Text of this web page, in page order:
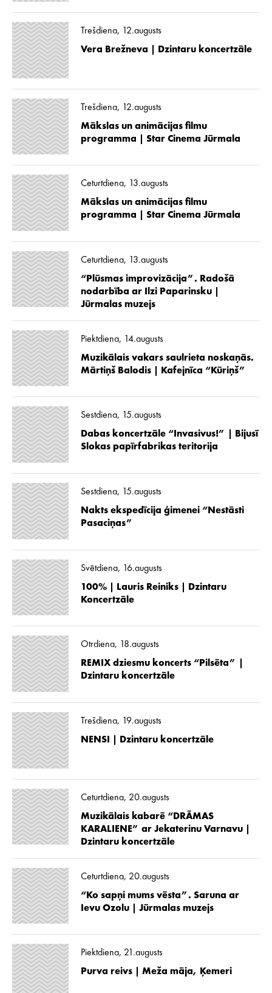
Trešdiena, 12.augusts
Vera Brežneva | Dzintaru koncertzāle
Trešdiena, 12.augusts
Mākslas un animācijas filmu
programma | Star Cinema Jūrmala
Ceturtdiena, 13.augusts
Mākslas un animācijas filmu
programma | Star Cinema Jūrmala
Ceturtdiena, 13.augusts
“Plūsmas improvizācija”. Radošā
nodarbība ar Ilzi Paparinsku |
Jūrmalas muzejs
Piektdiena, 14.augusts
Muzikālais vakars saulrieta noskaņās.
Mārtiņš Balodis | Kafejnīca “Kūriņš”
Sestdiena, 15.augusts
Dabas koncertzāle “Invasivus!” | Bijusī
Slokas papīrfabrikas teritorija
Sestdiena, 15.augusts
Nakts ekspedīcija ģimenei “Nestāsti
Pasaciņas”
Svētdiena, 16.augusts
100% | Lauris Reiniks | Dzintaru
Koncertzāle
Otrdiena, 18.augusts
REMIX dziesmu koncerts “Pilsēta” |
Dzintaru koncertzāle
Trešdiena, 19.augusts
NENSI | Dzintaru koncertzāle
Ceturtdiena, 20.augusts
Muzikālais kabarē “DRĀMAS
KARALIENE” ar Jekaterinu Varnavu |
Dzintaru koncertzāle
Ceturtdiena, 20.augusts
“Ko sapņi mums vēsta”. Saruna ar
Ievu Ozolu | Jūrmalas muzejs
Piektdiena, 21.augusts
Purva reivs | Meža māja, Ķemeri